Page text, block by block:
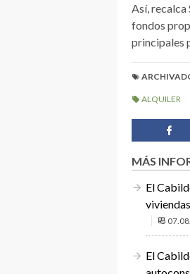
Así,
fondos
principales
ALQUILER
MÁS
El
El